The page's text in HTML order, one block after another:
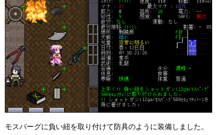
モスバーグに負い紐を取り付けて防具のように装備しました。